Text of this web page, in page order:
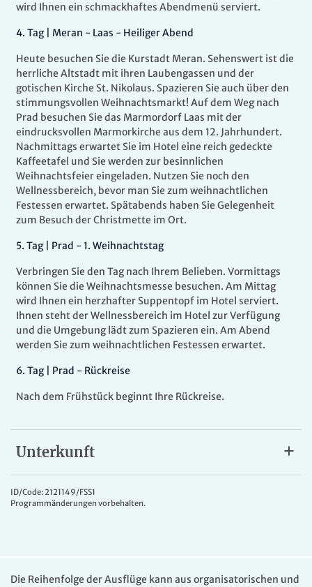
wird Ihnen ein schmackhaftes Abendmenü serviert.
4. Tag | Meran - Laas - Heiliger Abend
Heute besuchen Sie die Kurstadt Meran. Sehenswert ist die
herrliche Altstadt mit ihren Laubengassen und der
gotischen Kirche St. Nikolaus. Spazieren Sie auch über den
stimmungsvollen Weihnachtsmarkt! Auf dem Weg nach
Prad besuchen Sie das Marmordorf Laas mit der
eindrucksvollen Marmorkirche aus dem 12. Jahrhundert.
Nachmittags erwartet Sie im Hotel eine reich gedeckte
Kaffeetafel und Sie werden zur besinnlichen
Weihnachtsfeier eingeladen. Nutzen Sie noch den
Wellnessbereich, bevor man Sie zum weihnachtlichen
Festessen erwartet. Spätabends haben Sie Gelegenheit
zum Besuch der Christmette im Ort.
5. Tag | Prad - 1. Weihnachtstag
Verbringen Sie den Tag nach Ihrem Belieben. Vormittags
können Sie die Weihnachtsmesse besuchen. Am Mittag
wird Ihnen ein herzhafter Suppentopf im Hotel serviert.
Ihnen steht der Wellnessbereich im Hotel zur Verfügung
und die Umgebung lädt zum Spazieren ein. Am Abend
werden Sie zum weihnachtlichen Festessen erwartet.
6. Tag | Prad - Rückreise
Nach dem Frühstück beginnt Ihre Rückreise.
Unterkunft
Aktiv- & Wellnesshotel Zentral
Das4*Aktiv- & Wellnesshotel Zentral
herrlichen Kulisse der Bergwelt Südtirols, in Prad, am Fuße
Kneippbecken, Erlebnisduschen, Vitaminbar, Ruheraum
ID/Code: 2121149/FSS1
Programmänderungen vorbehalten.
Die Reihenfolge der Ausflüge kann aus organisatorischen und